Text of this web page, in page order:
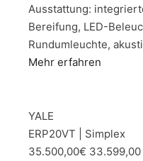
Ausstattung:
Bereifung, LED-
Rundumleuchte,
Mehr erfahren
YALE
ERP20VT | Simplex
35.500,00€ 33.599,00